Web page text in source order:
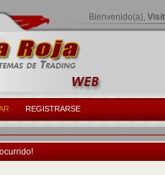
Bienvenido(a),
REGISTRARSE